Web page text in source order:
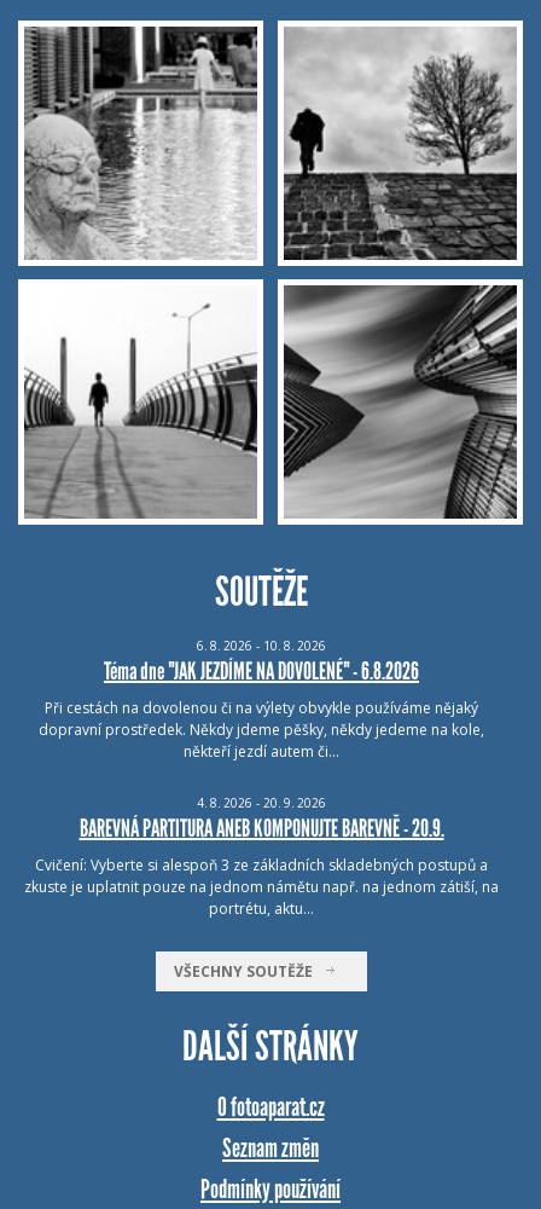
SOUTĚŽE
6. 8. 2026 - 10. 8. 2026
Téma dne "JAK JEZDÍME NA DOVOLENÉ" - 6.8.2026
Při cestách na dovolenou či na výlety obvykle používáme nějaký
dopravní prostředek. Někdy jdeme pěšky, někdy jedeme na kole,
někteří jezdí autem či…
4. 8. 2026 - 20. 9. 2026
BAREVNÁ PARTITURA ANEB KOMPONUJTE BAREVNĚ - 20.9.
Cvičení: Vyberte si alespoň 3 ze základních skladebných postupů a
zkuste je uplatnit pouze na jednom námětu např. na jednom zátiší, na
portrétu, aktu…
VŠECHNY SOUTĚŽE
DALŠÍ STRÁNKY
O fotoaparat.cz
Seznam změn
Podmínky používání